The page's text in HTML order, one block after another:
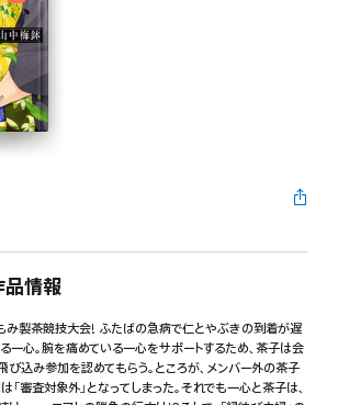
品情報
み製茶競技大会! ふたばの急病で仁とやぶきの到着が遅
一心。腕を痛めている一心をサポートするため、茶子は会
込み参加を認めてもらう。ところが、メンバー外の茶子
「審査対象外」となってしまった。それでも一心と茶子は、